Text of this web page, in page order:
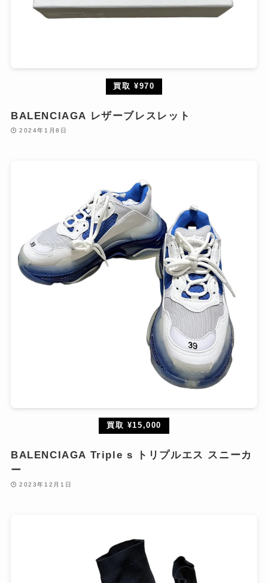
買取 ¥970
BALENCIAGA レザーブレスレット
2024年1月8日
買取 ¥15,000
BALENCIAGA Triple s トリプルエス スニーカ
ー
2023年12月1日